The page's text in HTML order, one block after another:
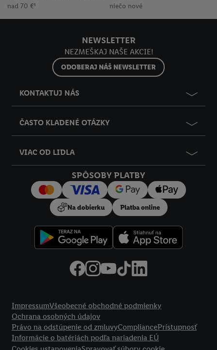
nad 70 €¹
niečo nové
NEWSLETTER
NEZMEŠKAJ NAŠE AKCIE!
ODOBERAJ NÁŠ NEWSLETTER
KONTAKTUJ NÁS
ČASTO KLADENÉ OTÁZKY
VIAC OD LIDLA
SPÔSOBY PLATBY
Na dobierku Platba online
ImpressumVšeobecné obchodné podmienky
Ochrana osobných údajov
Právo na odstúpenie od zmluvyCompliancePrístupnosť
Informácie o batériách podľa nariadenia EÚ